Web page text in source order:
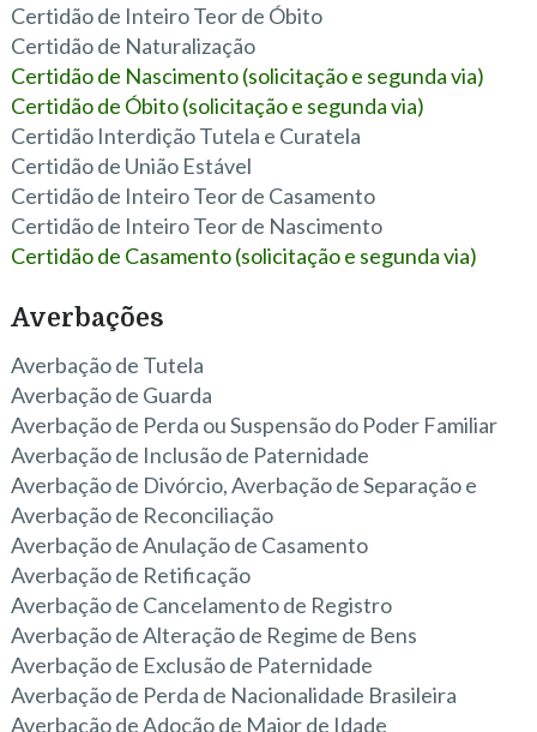
Certidão de Inteiro Teor de Óbito
Certidão de Naturalização
Certidão de Nascimento (solicitação e segunda via)
Certidão de Óbito (solicitação e segunda via)
Certidão Interdição Tutela e Curatela
Certidão de União Estável
Certidão de Inteiro Teor de Casamento
Certidão de Inteiro Teor de Nascimento
Certidão de Casamento (solicitação e segunda via)
Averbações
Averbação de Tutela
Averbação de Guarda
Averbação de Perda ou Suspensão do Poder Familiar
Averbação de Inclusão de Paternidade
Averbação de Divórcio, Averbação de Separação e
Averbação de Reconciliação
Averbação de Anulação de Casamento
Averbação de Retificação
Averbação de Cancelamento de Registro
Averbação de Alteração de Regime de Bens
Averbação de Exclusão de Paternidade
Averbação de Perda de Nacionalidade Brasileira
Averbação de Adoção de Maior de Idade